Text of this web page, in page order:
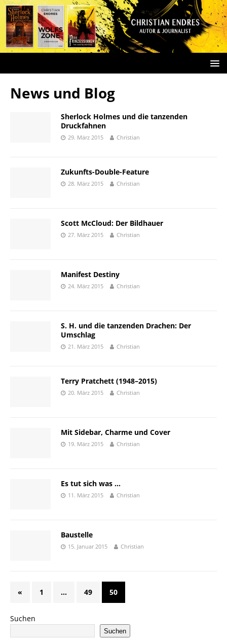
News und Blog
Sherlock Holmes und die tanzenden
Druckfahnen
29. März 2015 Christian
Zukunfts-Double-Feature
28. März 2015 Christian
Scott McCloud: Der Bildhauer
27. März 2015 Christian
Manifest Destiny
24. März 2015 Christian
S. H. und die tanzenden Drachen: Der
Umschlag
21. März 2015 Christian
Terry Pratchett (1948–2015)
20. März 2015 Christian
Mit Sidebar, Charme und Cover
19. März 2015 Christian
Es tut sich was …
11. März 2015 Christian
Baustelle
15. Januar 2015 Christian
« 1 … 49 50
Suchen
Suchen